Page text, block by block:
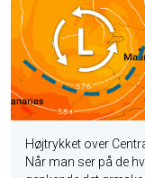
Højtrykket over
Når man ser på de